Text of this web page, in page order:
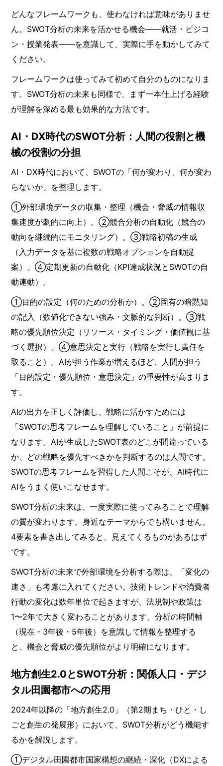
どんなフレームワークも、使わなければ意味がありませ
ん。SWOT分析の未来を活かせる機会——就活・ビジコ
ン・授業発表——を意識して、実際に手を動かしてみて
ください。
フレームワークは使ってみて初めて自分のものになりま
す。SWOT分析の未来も同様で、まず一本仕上げる経験
が理解を深める最も効果的な方法です。
AI・DX時代のSWOT分析：人間の役割と機
械の役割の分担
AI・DX時代において、SWOTの「何が変わり、何が変わ
らないか」を整理します。
①外部環境データの収集・整理（機会・脅威の情報収
集速度が劇的に向上）。②競合分析の自動化（競合の
動向を継続的にモニタリング）。③戦略初稿の生成
（入力データを基に複数の戦略オプションを自動提
案）。④定期更新の自動化（KPI達成状況とSWOTの自
動連動）。
①目的の設定（何のための分析か）。②固有の暗黙知
の記入（数値化できない強み・文脈的な判断）。③戦
略の優先順位決定（リソース・タイミング・価値観に基
づく選択）。④意思決定と実行（戦略を実行し責任を
取ること）。AIが担う作業が増えるほど、人間が担う
「目的設定・優先順位・意思決定」の重要性が高まりま
す。
AIの出力を正しく評価し、戦略に活かすためには
「SWOTの思考フレームを理解していること」が前提に
なります。AIが生成したSWOT表のどこが間違っている
か、どの戦略を優先すべきかを判断するのは人間です。
SWOTの思考フレームを習得した人間こそが、AI時代に
AIをうまく使いこなせます。
SWOT分析の未来は、一度実際に使ってみることで理解
の質が変わります。身近なテーマからでも構いません。
4要素を書き出してみると、見えてくるものがあるはず
です。
SWOT分析の未来で外部環境を分析する際は、「変化の
速さ」も考慮に入れてください。技術トレンドや消費者
行動の変化は数年単位で起きますが、法規制や政策は
1〜2年で大きく変わることがあります。分析の時間軸
（現在・3年後・5年後）を意識して情報を整理する
と、機会と脅威の優先順位がより明確になります。
地方創生2.0とSWOT分析：関係人口・デジ
タル田園都市への応用
2024年以降の「地方創生2.0」（第2期まち・ひと・し
ごと創生の発展形）において、SWOT分析がどう機能す
るかを解説します。
①デジタル田園都市国家構想の継続・深化（DXによる